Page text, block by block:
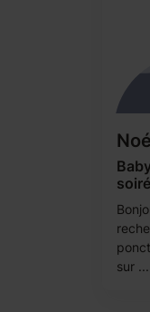
sur ...